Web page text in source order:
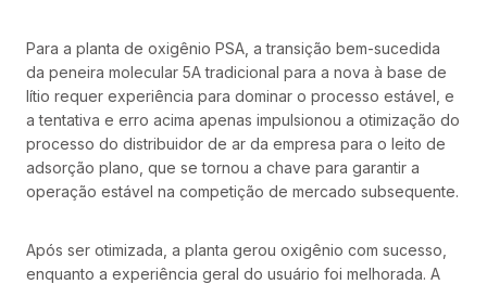
Para a planta de oxigênio PSA, a transição bem-sucedida
da peneira molecular 5A tradicional para a nova à base de
lítio requer experiência para dominar o processo estável, e
a tentativa e erro acima apenas impulsionou a otimização do
processo do distribuidor de ar da empresa para o leito de
adsorção plano, que se tornou a chave para garantir a
operação estável na competição de mercado subsequente.
Após ser otimizada, a planta gerou oxigênio com sucesso,
enquanto a experiência geral do usuário foi melhorada. A